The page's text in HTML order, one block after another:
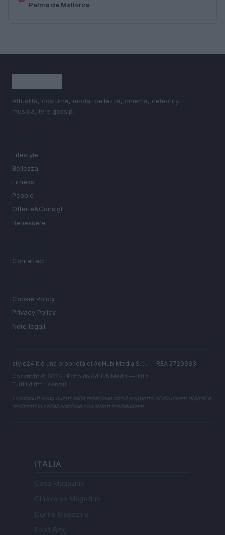
Palma de Mallorca
Attualità, costume, moda, bellezza, cinema, celebrity,
musica, tv e gossip.
Lifestyle
Bellezza
Fitness
People
Offerte&Consigli
Benessere
Contattaci
Cookie Policy
Privacy Policy
Note legali
style24.it è una proprietà di AdHub Media S.r.l. — REA 2729933
Copyright © 2026 · Edito da AdHub Media — Italia
Tutti i diritti riservati
I contenuti sono curati dalla redazione con il supporto di strumenti digitali e
realizzati in collaborazione con autori indipendenti.
ITALIA
Casa Magazine
Cineverse Magazine
Donne Magazine
Food Blog